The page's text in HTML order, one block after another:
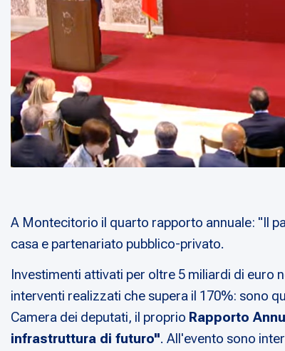
A Montecitorio il quarto rapporto annuale: "Il
casa e partenariato pubblico-privato.
Investimenti attivati per oltre 5 miliardi di euro
interventi realizzati che supera il 170%: sono
Camera dei deputati, il proprio Rapporto
infrastruttura di futuro". All'evento sono